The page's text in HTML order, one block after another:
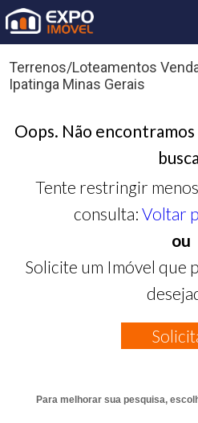
Terrenos/Loteamentos
Ipatinga Minas Gerais
Oops. Não
Tente restringir
consulta: Voltar
ou
Solicite um Imóvel que
Para melhorar sua pesquisa,